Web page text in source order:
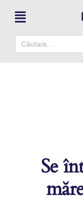
content
Search
for:
Se